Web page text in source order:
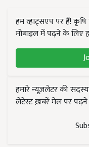
हम व्हाट्सएप पर हैं!
मोबाइल में पढ़ने के लिए
हमारे न्यूज़लेटर की
लेटेस्ट ख़बरें मेल पर पढ़ने